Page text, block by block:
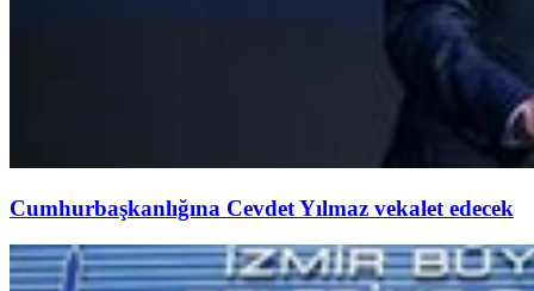
Cumhurbaşkanlığına Cevdet Yılmaz vekalet edecek